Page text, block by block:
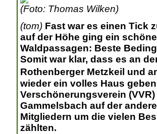
(Foto: Thomas Wilken)
(tom) Fast war es einen Tick
auf der Höhe ging ein
Waldpassagen: Beste
Somit war klar, dass es an
Rothenberger Metzkeil und
wieder ein volles Haus
Verschönerungsverein
Gammelsbach auf der
Mitgliedern um die vielen
zählten.